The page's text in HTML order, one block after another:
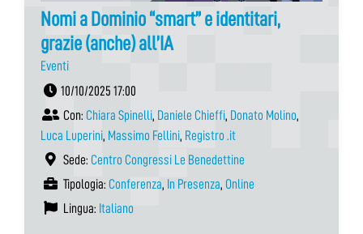
Nomi a Dominio “smart” e identitari,
grazie (anche) all’IA
Eventi
10/10/2025 17:00
Con: Chiara Spinelli, Daniele Chieffi, Donato Molino,
Luca Luperini, Massimo Fellini, Registro .it
Sede: Centro Congressi Le Benedettine
Tipologia: Conferenza, In Presenza, Online
Lingua: Italiano